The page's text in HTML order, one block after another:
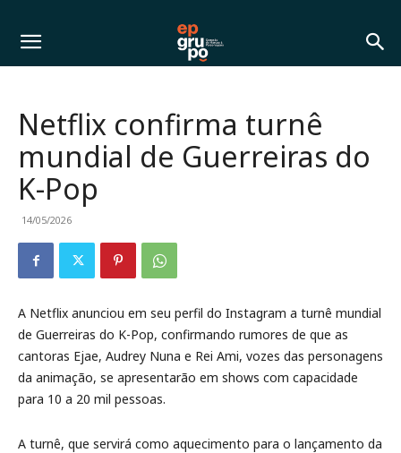
Netflix confirma turnê
mundial de Guerreiras do
K-Pop
14/05/2026
A Netflix anunciou em seu perfil do Instagram a turnê mundial
de Guerreiras do K-Pop, confirmando rumores de que as
cantoras Ejae, Audrey Nuna e Rei Ami, vozes das personagens
da animação, se apresentarão em shows com capacidade
para 10 a 20 mil pessoas.
A turnê, que servirá como aquecimento para o lançamento da